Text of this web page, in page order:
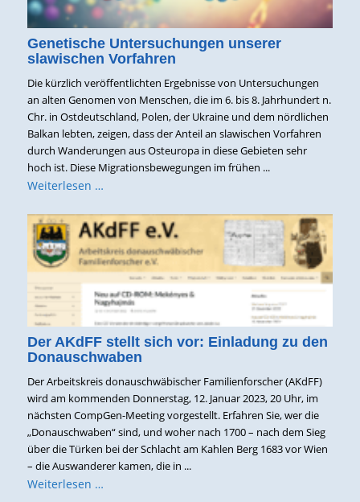
Genetische Untersuchungen unserer
slawischen Vorfahren
Die kürzlich veröffentlichten Ergebnisse von Untersuchungen
an alten Genomen von Menschen, die im 6. bis 8. Jahrhundert n.
Chr. in Ostdeutschland, Polen, der Ukraine und dem nördlichen
Balkan lebten, zeigen, dass der Anteil an slawischen Vorfahren
durch Wanderungen aus Osteuropa in diese Gebieten sehr
hoch ist. Diese Migrationsbewegungen im frühen ...
Weiterlesen …
Der AKdFF stellt sich vor: Einladung zu den
Donauschwaben
Der Arbeitskreis donauschwäbischer Familienforscher (AKdFF)
wird am kommenden Donnerstag, 12. Januar 2023, 20 Uhr, im
nächsten CompGen-Meeting vorgestellt. Erfahren Sie, wer die
„Donauschwaben“ sind, und woher nach 1700 – nach dem Sieg
über die Türken bei der Schlacht am Kahlen Berg 1683 vor Wien
– die Auswanderer kamen, die in ...
Weiterlesen …